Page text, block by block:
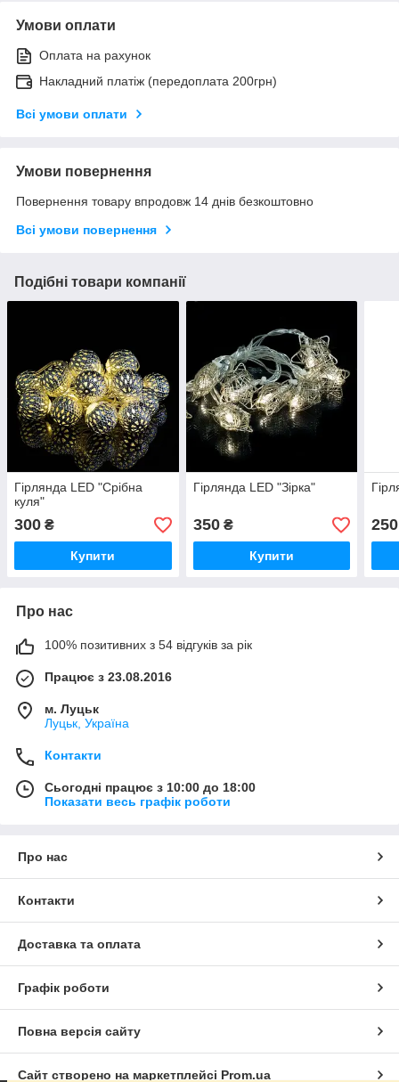
Умови оплати
Оплата на рахунок
Накладний платіж (передоплата 200грн)
Всі умови оплати
Умови повернення
Повернення товару впродовж 14 днів безкоштовно
Всі умови повернення
Подібні товари компанії
Гірлянда LED "Срібна
куля"
300 ₴
Купити
Гірлянда LED "Зірка"
350₴
Купити
250
Про нас
100% позитивних з 54 відгуків за рік
Працює з 23.08.2016
м. Луцьк
Луцьк, Україна
Контакти
Сьогодні працює з 10:00 до 18:00
Показати весь графік роботи
Про нас
Контакти
Доставка та оплата
Графік роботи
Повна версія сайту
Сайт створено на маркетплейсі Prom.ua